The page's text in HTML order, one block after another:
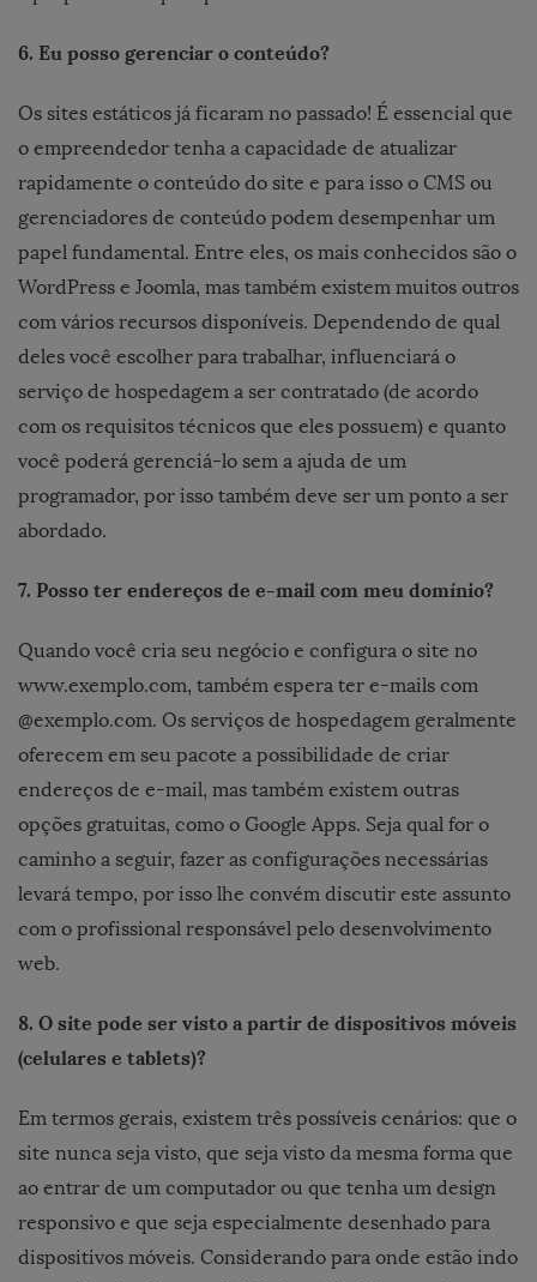
6. Eu posso gerenciar o conteúdo?
Os sites estáticos já ficaram no passado! É essencial que
o empreendedor tenha a capacidade de atualizar
rapidamente o conteúdo do site e para isso o CMS ou
gerenciadores de conteúdo podem desempenhar um
papel fundamental. Entre eles, os mais conhecidos são o
WordPress e Joomla, mas também existem muitos outros
com vários recursos disponíveis. Dependendo de qual
deles você escolher para trabalhar, influenciará o
serviço de hospedagem a ser contratado (de acordo
com os requisitos técnicos que eles possuem) e quanto
você poderá gerenciá-lo sem a ajuda de um
programador, por isso também deve ser um ponto a ser
abordado.
7. Posso ter endereços de e-mail com meu domínio?
Quando você cria seu negócio e configura o site no
www.exemplo.com, também espera ter e-mails com
@exemplo.com. Os serviços de hospedagem geralmente
oferecem em seu pacote a possibilidade de criar
endereços de e-mail, mas também existem outras
opções gratuitas, como o Google Apps. Seja qual for o
caminho a seguir, fazer as configurações necessárias
levará tempo, por isso lhe convém discutir este assunto
com o profissional responsável pelo desenvolvimento
web.
8. O site pode ser visto a partir de dispositivos móveis
(celulares e tablets)?
Em termos gerais, existem três possíveis cenários: que o
site nunca seja visto, que seja visto da mesma forma que
ao entrar de um computador ou que tenha um design
responsivo e que seja especialmente desenhado para
dispositivos móveis. Considerando para onde estão indo